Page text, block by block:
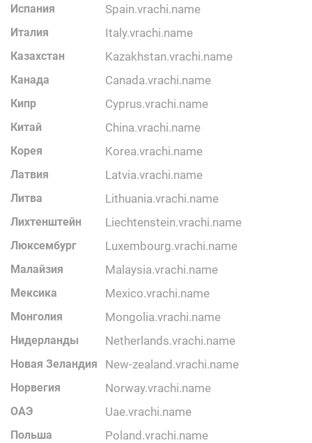
Испания spain.vrachi.name
Италия italy.vrachi.name
Казахстан kazakhstan.vrachi.name
Канада canada.vrachi.name
Кипр cyprus.vrachi.name
Китай china.vrachi.name
Корея korea.vrachi.name
Латвия latvia.vrachi.name
Литва lithuania.vrachi.name
Лихтенштейн liechtenstein.vrachi.name
Люксембург luxembourg.vrachi.name
Малайзия malaysia.vrachi.name
Мексика mexico.vrachi.name
Монголия mongolia.vrachi.name
Нидерланды netherlands.vrachi.name
Новая Зеландия new-zealand.vrachi.name
Норвегия norway.vrachi.name
ОАЭ uae.vrachi.name
Польша poland.vrachi.name